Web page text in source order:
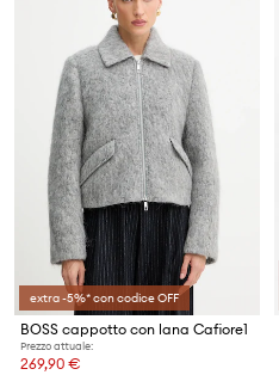
extra -5%* con codice OFF
BOSS cappotto con lana Cafiore1
Prezzo attuale:
269,90 €